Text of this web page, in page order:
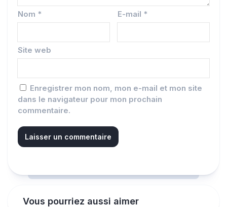
Nom * E-mail *
Site web
Enregistrer mon nom, mon e-mail et mon site
dans le navigateur pour mon prochain
commentaire.
Vous pourriez aussi aimer